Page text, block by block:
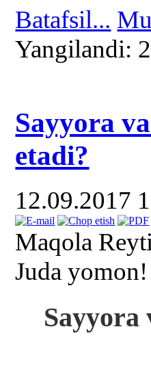
Batafsil...
Yangilаndi:
Sayyora
etadi?
12.09.2017
Maqola
Juda yomon!
Sayyora